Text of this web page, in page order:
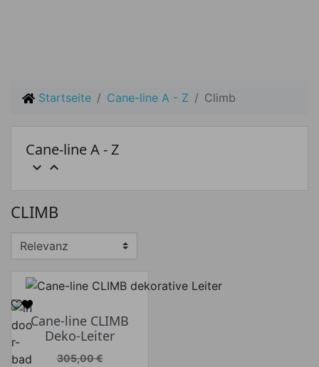
Startseite Cane-line A - Z Climb
Preis
Preis von
€
Cane-line A - Z
 
CLIMB
Cane-line CLIMB
Deko-Leiter
Verkaufspreis
305,00 €